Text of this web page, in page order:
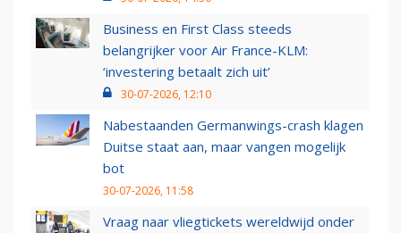
Business en First Class steeds
belangrijker voor Air France-KLM:
‘investering betaalt zich uit’
30-07-2026, 12:10
Nabestaanden Germanwings-crash klagen
Duitse staat aan, maar vangen mogelijk
bot
30-07-2026, 11:58
Vraag naar vliegtickets wereldwijd onder